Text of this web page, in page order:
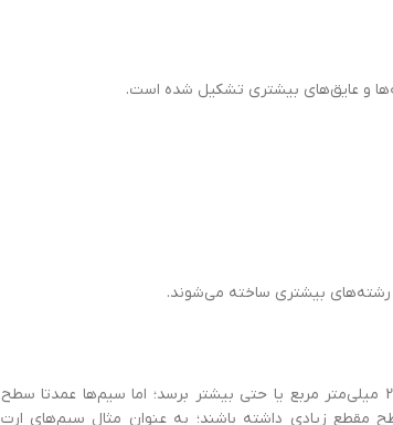
و عایق‌های بیشتری تشکیل شده است.
رشته‌های بیشتری ساخته می‌شوند.
کابل‌ها معمولا سطح مقطع بزرگ‌تری را پوشش می‌دهند؛ سطح مقطع آن‌ها می‌تواند به 240 میلی‌متر مربع یا حتی بیشتر برسد؛ اما سیم‌ها عمدتا سطح
مقطع زیادی داشته باشند؛ به ‌عنوان ‌مثال سیم‌های ارت